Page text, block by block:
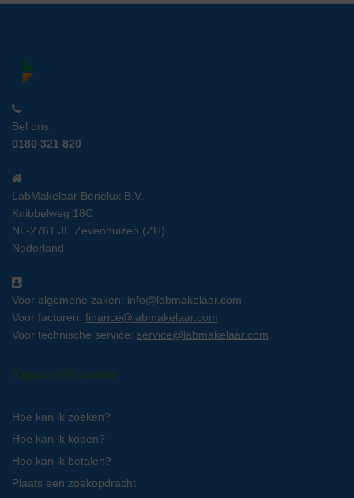
Bel ons
0180 321 820
LabMakelaar Benelux B.V.
Knibbelweg 18C
NL-2761 JE Zevenhuizen (ZH)
Nederland
Voor algemene zaken: info@labmakelaar.com
Voor facturen: finance@labmakelaar.com
Voor technische service: service@labmakelaar.com
Kopersinformatie
Hoe kan ik zoeken?
Hoe kan ik kopen?
Hoe kan ik betalen?
Plaats een zoekopdracht